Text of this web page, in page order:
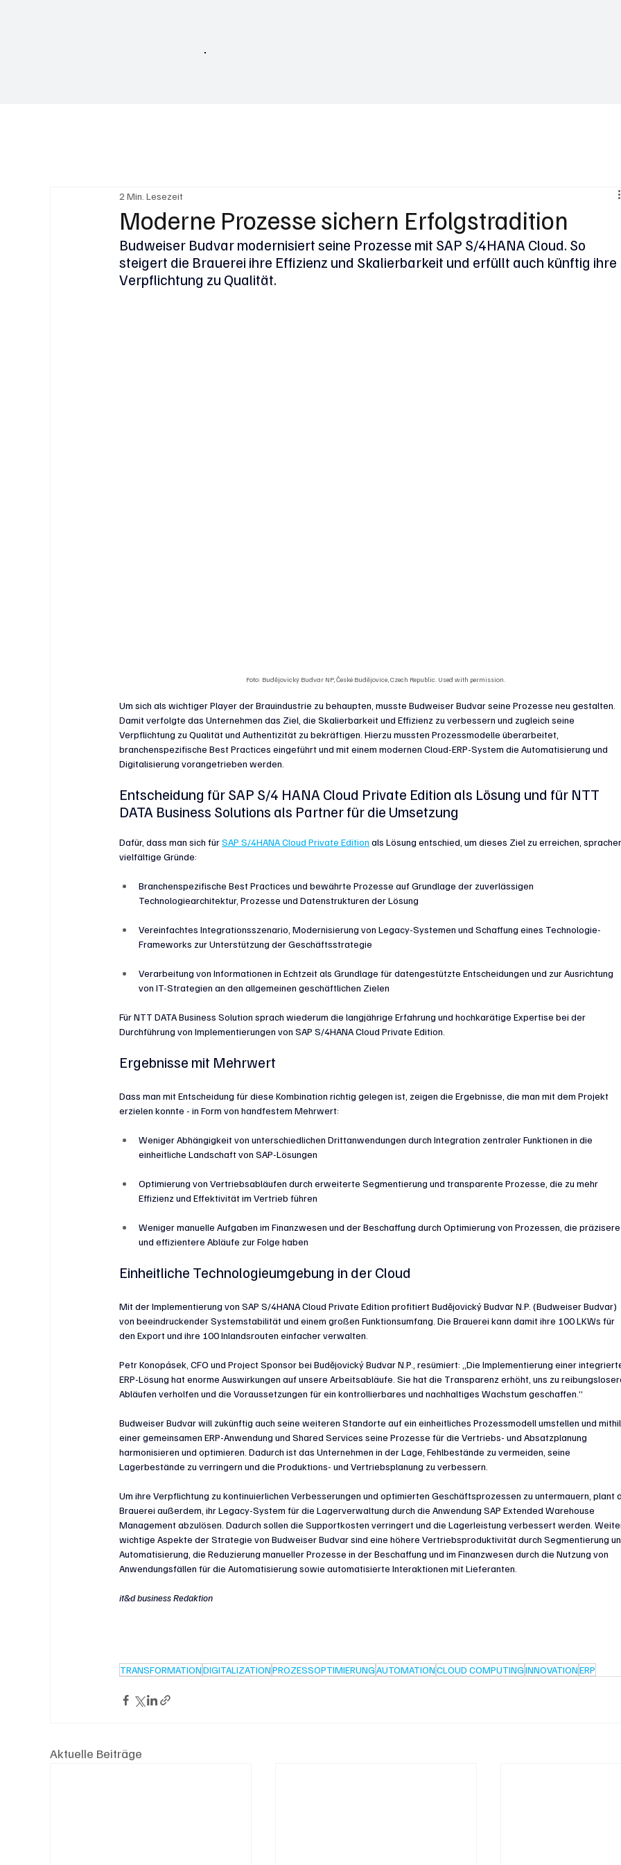
Moderne Prozesse sichern Erfolgstradition
2 Min. Lesezeit
Budweiser Budvar modernisiert seine Prozesse mit SAP S/4HANA Cloud. So
steigert die Brauerei ihre Effizienz und Skalierbarkeit und erfüllt auch künftig ihre
Verpflichtung zu Qualität.
Foto: Budějovický Budvar NP, České Budějovice, Czech Republic. Used with permission.
Um sich als wichtiger Player der Brauindustrie zu behaupten, musste Budweiser Budvar seine Prozesse neu gestalten.
Damit verfolgte das Unternehmen das Ziel, die Skalierbarkeit und Effizienz zu verbessern und zugleich seine
Verpflichtung zu Qualität und Authentizität zu bekräftigen. Hierzu mussten Prozessmodelle überarbeitet,
branchenspezifische Best Practices eingeführt und mit einem modernen Cloud-ERP-System die Automatisierung und
Digitalisierung vorangetrieben werden.
Entscheidung für SAP S/4 HANA Cloud Private Edition als Lösung und für NTT
DATA Business Solutions als Partner für die Umsetzung
Dafür, dass man sich fürSAP S/4HANA Cloud Private Edition als Lösung entschied, um dieses Ziel zu erreichen,
vielfältige Gründe:
Branchenspezifische Best Practices und bewährte Prozesse auf Grundlage der zuverlässigen
Technologiearchitektur, Prozesse und Datenstrukturen der Lösung
Vereinfachtes Integrationsszenario, Modernisierung von Legacy-Systemen und Schaffung eines Technologie-
Frameworks zur Unterstützung der Geschäftsstrategie
Verarbeitung von Informationen in Echtzeit als Grundlage für datengestützte Entscheidungen und zur Ausrichtung
von IT-Strategien an den allgemeinen geschäftlichen Zielen
Für NTT DATA Business Solution sprach wiederum die langjährige Erfahrung und hochkarätige Expertise bei der
Durchführung von Implementierungen von SAP S/4HANA Cloud Private Edition.
Ergebnisse mit Mehrwert
Dass man mit Entscheidung für diese Kombination richtig gelegen ist, zeigen die Ergebnisse, die man mit dem Projekt
erzielen konnte - in Form von handfestem Mehrwert:
Weniger Abhängigkeit von unterschiedlichen Drittanwendungen durch Integration zentraler Funktionen in die
einheitliche Landschaft von SAP-Lösungen
Optimierung von Vertriebsabläufen durch erweiterte Segmentierung und transparente Prozesse, die zu mehr
Effizienz und Effektivität im Vertrieb führen
Weniger manuelle Aufgaben im Finanzwesen und der Beschaffung durch Optimierung von Prozessen, die
und effizientere Abläufe zur Folge haben
Einheitliche Technologieumgebung in der Cloud
Mit der Implementierung von SAP S/4HANA Cloud Private Edition profitiert Budějovický Budvar N.P. (Budweiser Budvar)
von beeindruckender Systemstabilität und einem großen Funktionsumfang. Die Brauerei kann damit ihre 100 LKWs für
den Export und ihre 100 Inlandsrouten einfacher verwalten.
Petr Konopásek, CFO und Project Sponsor bei Budějovický Budvar N.P., resümiert: „Die Implementierung einer
ERP-Lösung hat enorme Auswirkungen auf unsere Arbeitsabläufe. Sie hat die Transparenz erhöht, uns zu
Abläufen verholfen und die Voraussetzungen für ein kontrollierbares und nachhaltiges Wachstum geschaffen.“
Budweiser Budvar will zukünftig auch seine weiteren Standorte auf ein einheitliches Prozessmodell umstellen und
einer gemeinsamen ERP-Anwendung und Shared Services seine Prozesse für die Vertriebs- und Absatzplanung
harmonisieren und optimieren. Dadurch ist das Unternehmen in der Lage, Fehlbestände zu vermeiden, seine
Lagerbestände zu verringern und die Produktions- und Vertriebsplanung zu verbessern.
Um ihre Verpflichtung zu kontinuierlichen Verbesserungen und optimierten Geschäftsprozessen zu untermauern, plant
Brauerei außerdem, ihr Legacy-System für die Lagerverwaltung durch die Anwendung SAP Extended Warehouse
Management abzulösen. Dadurch sollen die Supportkosten verringert und die Lagerleistung verbessert werden.
wichtige Aspekte der Strategie von Budweiser Budvar sind eine höhere Vertriebsproduktivität durch Segmentierung
Automatisierung, die Reduzierung manueller Prozesse in der Beschaffung und im Finanzwesen durch die Nutzung von
Anwendungsfällen für die Automatisierung sowie automatisierte Interaktionen mit Lieferanten.
it&d business Redaktion
TRANSFORMATIONDIGITALIZATIONPROZESSOPTIMIERUNGAUTOMATIONCLOUD COMPUTINGINNOVATIONERP
Aktuelle Beiträge